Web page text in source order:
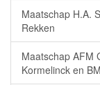
Maatschap H.A.
Rekken
Maatschap AFM
Kormelinck en